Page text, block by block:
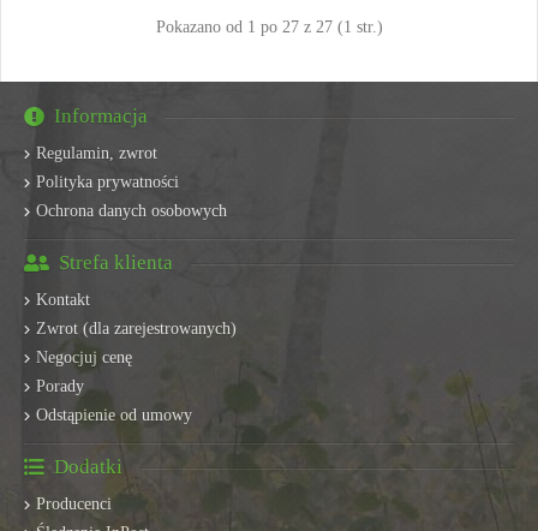
Pokazano od 1 po 27 z 27 (1 str.)
Informacja
Regulamin, zwrot
Polityka prywatności
Ochrona danych osobowych
Strefa klienta
Kontakt
Zwrot (dla zarejestrowanych)
Negocjuj cenę
Porady
Odstąpienie od umowy
Dodatki
Producenci